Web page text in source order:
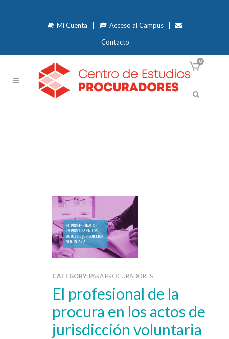
Mi Cuenta Acceso al Campus|
Contacto
0
CATEGORY: PARA PROCURADORES
El profesional de la
procura en los actos de
jurisdicción voluntaria